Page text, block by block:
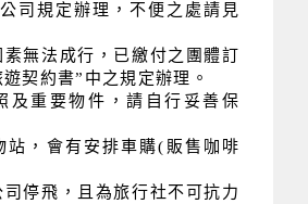
司規定辦理，不便之處請見
無法成行，已繳付之團體訂
契約書”中之規定辦理。
及重要物件，請自行妥善保
站，會有安排車購(販售咖啡
停飛，且為旅行社不可抗力